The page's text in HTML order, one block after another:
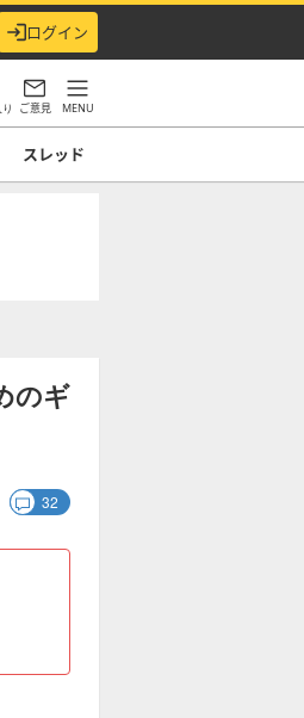
ログイン
ご意見 MENU
スレッド
のギ
32